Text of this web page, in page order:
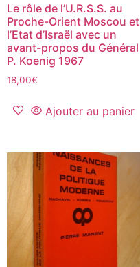
Le rôle de l’U.R.S.S. au
Proche-Orient Moscou et
l’Etat d’Israël avec un
avant-propos du Général
P. Koenig 1967
18,00€
Ajouter au panier